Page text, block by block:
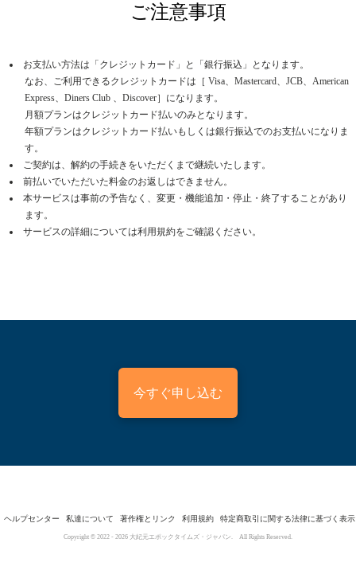
ご注意事項
お支払い方法は「クレジットカード」と「銀行振込」となります。
なお、ご利用できるクレジットカードは［ Visa、Mastercard、JCB、American
Express、Diners Club 、Discover］になります。
月額プランはクレジットカード払いのみとなります。
年額プランはクレジットカード払いもしくは銀行振込でのお支払いになりま
す。
ご契約は、解約の手続きをいただくまで継続いたします。
前払いでいただいた料金のお返しはできません。
本サービスは事前の予告なく、変更・機能追加・停止・終了することがあり
ます。
サービスの詳細については利用規約をご確認ください。
今すぐ申し込む
ヘルプセンター 私達について 著作権とリンク 利用規約 特定商取引に関する法律に基づく表示
Copyright © 2022 - 2026 大紀元エポックタイムズ・ジャパン. All Rights Reserved.